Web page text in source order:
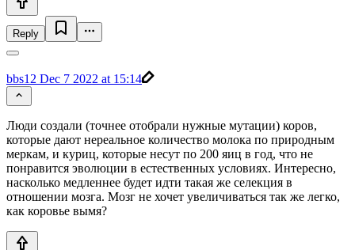
Reply
bbs12 Dec 7 2022 at 15:14
Люди создали (точнее отобрали нужные мутации) коров,
которые дают нереальное количество молока по природным
меркам, и куриц, которые несут по 200 яиц в год, что не
понравится эволюции в естественных условиях. Интересно,
насколько медленнее будет идти такая же селекция в
отношении мозга. Мозг не хочет увеличиваться так же легко,
как коровье вымя?